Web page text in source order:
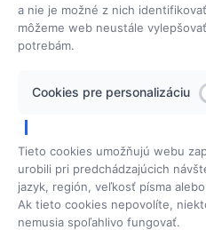
Mgr. Jana Polanská
Sadová 29
IČO: 35 462 566
DIČ: 1043363123
​IČ DPH: SK1043363123
a nie je možné z nich
môžeme web neustále
potrebám.
Cookies pre personalizáciu
Tieto cookies umožňujú webu
urobili pri predchádzajúcich
jazyk, región, veľkosť písma
Ak tieto cookies nepovolíte,
nemusia spoľahlivo fungovať.